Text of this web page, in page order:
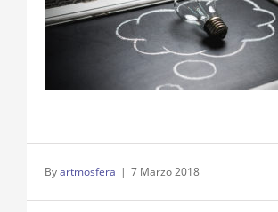
Byartmosfera | 7 Marzo 2018